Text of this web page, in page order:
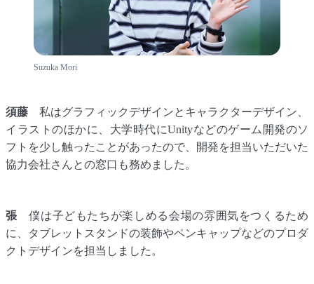
Suzuka Mori
須藤 私はグラフィックデザインとキャラクターデザイン、
イラストのほかに、大学時代にUnityなどのゲーム開発のソ
フトを少し触ったことがあったので、開発を担当いただいた
協力会社さんとの窓口も務めました。
張 僕は子どもたちが楽しめる会場の雰囲気をつくるため
に、タブレットスタンドの装飾やペンキャップなどのプロダ
クトデザインを担当しました。